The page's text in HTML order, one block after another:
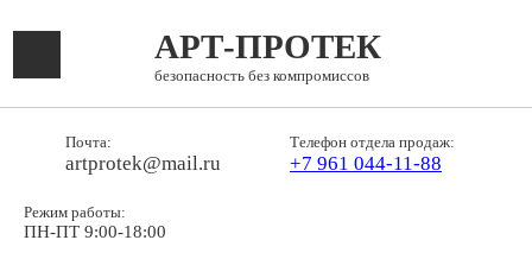
АРТ-ПРОТЕК
безопасность без компромиссов
Почта:
artprotek@mail.ru
Телефон отдела продаж:
+7 961 044-11-88
Режим работы:
ПН-ПТ 9:00-18:00